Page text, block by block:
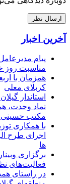
آخرین اخبار
پیام
مناسبت روز
همزمان با
کربلای معلی
استاندار
نماد وحدت،
مکتب
با همکاری
اجرای طرح
ها
برگزاری
فعالیت‌های
در راستای